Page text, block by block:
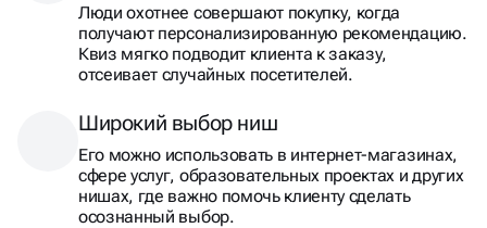
Люди охотнее совершают покупку, когда
получают персонализированную рекомендацию.
Квиз мягко подводит клиента к заказу,
отсеивает случайных посетителей.
Широкий выбор ниш
Его можно использовать в интернет-магазинах,
сфере услуг, образовательных проектах и других
нишах, где важно помочь клиенту сделать
осознанный выбор.